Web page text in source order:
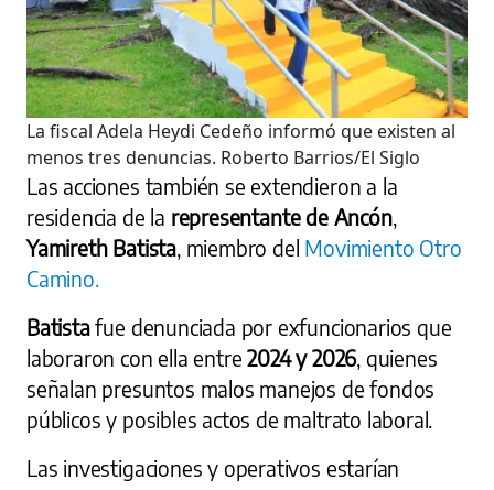
La fiscal Adela Heydi Cedeño informó que existen al
menos tres denuncias. Roberto Barrios/El Siglo
Las acciones también se extendieron a la
residencia de la representante de Ancón,
Yamireth Batista, miembro del Movimiento Otro
Camino.
Batistafue denunciada por exfuncionarios que
laboraron con ella entre2024 y 2026, quienes
señalan presuntos malos manejos de fondos
públicos y posibles actos de maltrato laboral.
Las investigaciones y operativos estarían